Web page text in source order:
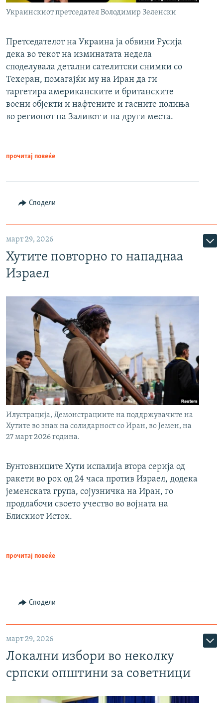
Украинскиот претседател Володимир Зеленски
Претседателот на Украина ја обвини Русија
дека во текот на изминатата недела
споделувала детални сателитски снимки со
Техеран, помагајќи му на Иран да ги
таргетира американските и британските
воени објекти и нафтените и гасните полиња
во регионот на Заливот и на други места.
прочитај повеќе
Сподели
март 29, 2026
Хутите повторно го нападнаа
Израел
Илустрација, Демонстрациите на поддржувачите на
Хутите во знак на солидарност со Иран, во Јемен, на
27 март 2026 година.
Бунтовниците Хути испалија втора серија од
ракети во рок од 24 часа против Израел, додека
јеменската група, сојузничка на Иран, го
продлабочи своето учество во војната на
Блискиот Исток.
прочитај повеќе
Сподели
март 29, 2026
Локални избори во неколку
српски општини за советници